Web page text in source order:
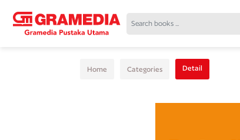
Home Categories Detail